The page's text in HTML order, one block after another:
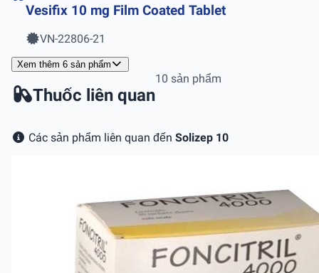
Vesifix 10 mg Film Coated Tablet
VN-22806-21
Xem thêm 6 sản phẩm
Thuốc liên quan
10 sản phẩm
Các sản phẩm liên quan đến Solizep 10